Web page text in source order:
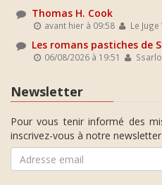
Thomas H. Cook
avant hier à 09:58 Le
Les romans pastiches de
06/08/2026 à 19:51
Newsletter
Pour vous tenir informé des
inscrivez-vous à notre newsletter